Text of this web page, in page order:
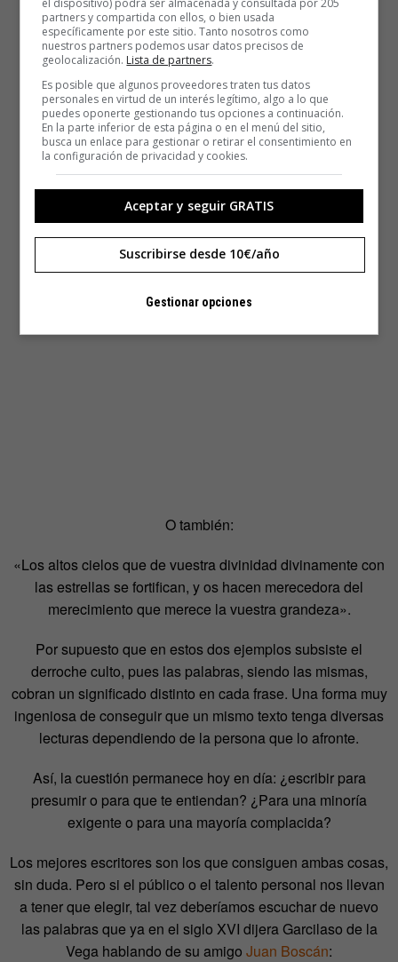
O también:
«Los altos cielos que de vuestra divinidad divinamente con
las estrellas se fortifican, y os hacen merecedora del
merecimiento que merece la vuestra grandeza».
Por supuesto que en estos dos ejemplos subsiste el
derroche culto, pues las palabras, siendo las mismas,
cobran un significado distinto en cada frase. Una forma muy
ingeniosa de conseguir que un mismo texto tenga diversas
lecturas dependiendo de la persona que lo afronte.
Así, la cuestión permanece hoy en día: ¿escribir para
presumir o para que te entiendan? ¿Para una minoría
exigente o para una mayoría complacida?
Los mejores escritores son los que consiguen ambas cosas,
sin duda. Pero si el público o el talento personal nos llevan
a tener que elegir, tal vez deberíamos escuchar de nuevo
las palabras que ya en el siglo XVI dijera Garcilaso de la
Vega hablando de su amigo Juan Boscán:
partners y compartida con ellos, o bien usada
específicamente por este sitio. Tanto nosotros como
nuestros partners podemos usar datos precisos de
geolocalización. Lista de partners.
Es posible que algunos proveedores traten tus datos
personales en virtud de un interés legítimo, algo a lo que
puedes oponerte gestionando tus opciones a continuación.
En la parte inferior de esta página o en el menú del sitio,
busca un enlace para gestionar o retirar el consentimiento en
la configuración de privacidad y cookies.
Aceptar y seguir GRATIS
Suscribirse desde 10€/año
Gestionar opciones